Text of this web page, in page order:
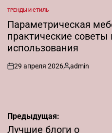
ОПУБЛИКОВАНО
В
ТРЕНДЫ И СТИЛЬ
Параметрическая
практические советы
использования
on
29 апреля 2026
Запись
admin
Навигация
Предыдущая:
Лучшие блоги о